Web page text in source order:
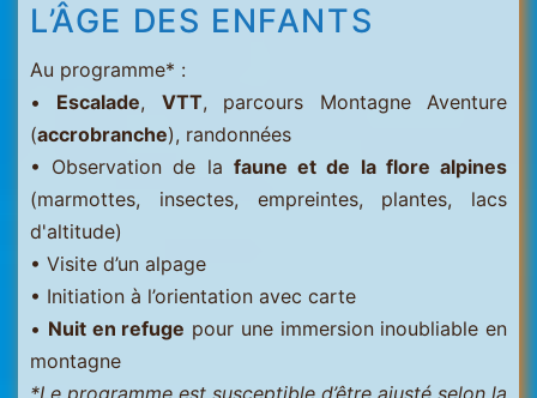
L’ÂGE DES ENFANTS
Au programme* :
• Escalade, VTT, parcours Montagne Aventure
(accrobranche), randonnées
• Observation de la faune et de la flore alpines
(marmottes, insectes, empreintes, plantes, lacs
d'altitude)
• Visite d’un alpage
• Initiation à l’orientation avec carte
• Nuit en refuge pour une immersion inoubliable en
montagne
*Le programme est susceptible d’être ajusté selon la